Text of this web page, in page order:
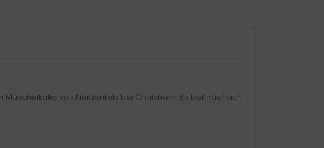
von Neidenfels bei Crailsheim. Es befindet sich